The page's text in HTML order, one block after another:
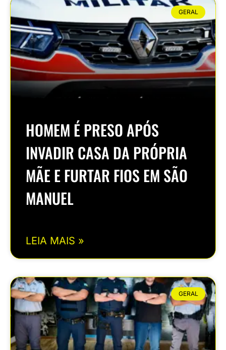
GERAL
HOMEM É PRESO APÓS
INVADIR CASA DA PRÓPRIA
MÃE E FURTAR FIOS EM SÃO
MANUEL
LEIA MAIS »
GERAL